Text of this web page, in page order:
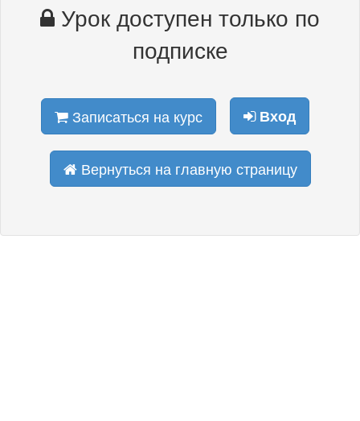
Урок доступен только по
подписке
Записаться на курс Вход
Вернуться на главную страницу